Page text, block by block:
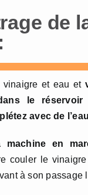
de
vinaigre et eau et
le
avec de
machine en
couler le
à son passage